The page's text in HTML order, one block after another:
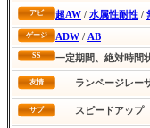
アビ 超AW / 水属性耐性 /
ゲージ ADW / AB
SS 一定期間、絶対時間
友情 ランページレー
サブ スピードアップ